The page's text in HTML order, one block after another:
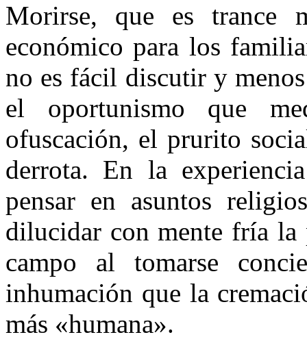
Morirse, que es trance
económico para los
no es fácil discutir y menos
el oportunismo que
ofuscación, el prurito
derrota. En la
pensar en asuntos
dilucidar con mente fría la
campo al tomarse
inhumación que la
más «humana».